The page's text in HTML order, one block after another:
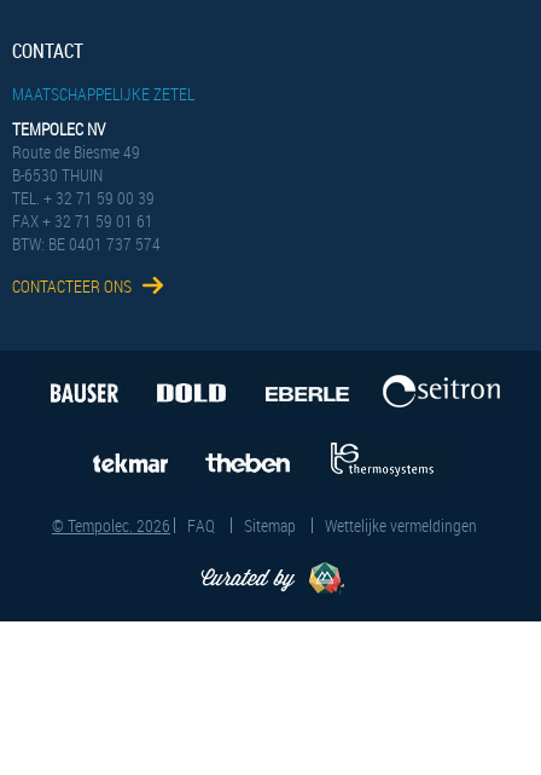
CONTACT
MAATSCHAPPELIJKE ZETEL
TEMPOLEC NV
Route de Biesme 49
B-6530 THUIN
TEL. + 32 71 59 00 39
FAX + 32 71 59 01 61
BTW: BE 0401 737 574
CONTACTEER ONS
© Tempolec. 2026 FAQ Sitemap Wettelijke vermeldingen